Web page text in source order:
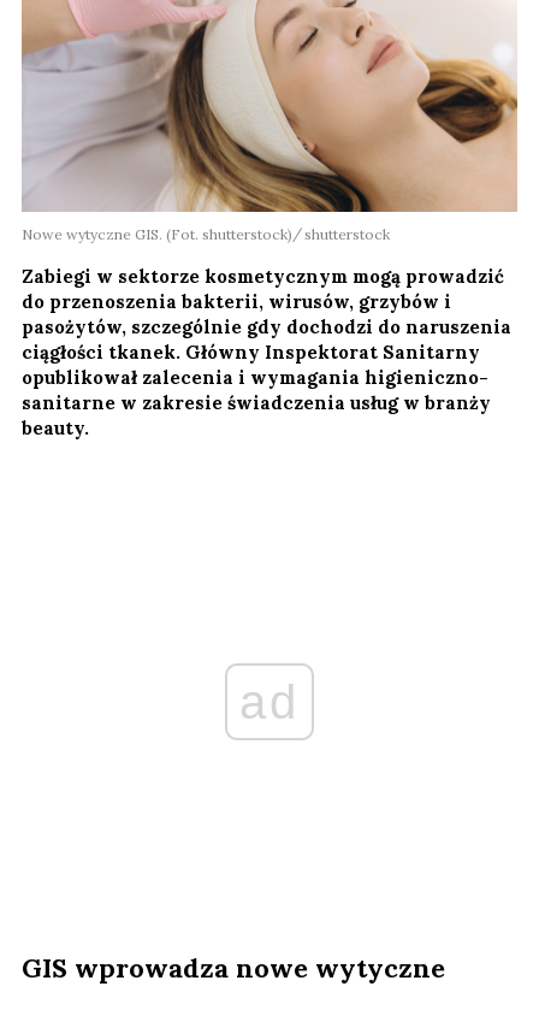
Nowe wytyczne GIS. (Fot. shutterstock) shutterstock
Zabiegi w sektorze kosmetycznym mogą prowadzić
do przenoszenia bakterii, wirusów, grzybów i
pasożytów, szczególnie gdy dochodzi do naruszenia
ciągłości tkanek. Główny Inspektorat Sanitarny
opublikował zalecenia i wymagania higieniczno-
sanitarne w zakresie świadczenia usług w branży
beauty.
ad
GIS wprowadza nowe wytyczne